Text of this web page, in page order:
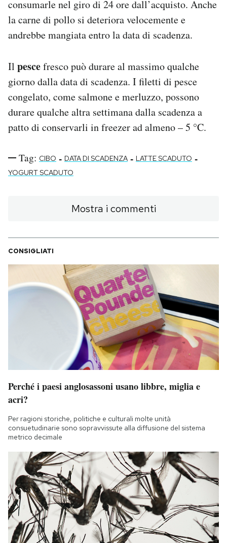
consumarle nel giro di 24 ore dall’acquisto. Anche
la carne di pollo si deteriora velocemente e
andrebbe mangiata entro la data di scadenza.
Il pescefresco può durare al massimo qualche
giorno dalla data di scadenza. I filetti di pesce
congelato, come salmone e merluzzo, possono
durare qualche altra settimana dalla scadenza a
patto di conservarli in freezer ad almeno – 5 °C.
Tag: CIBO - DATA DI SCADENZA - LATTE SCADUTO -
YOGURT SCADUTO
Mostra i commenti
CONSIGLIATI
Perché i paesi anglosassoni usano libbre, miglia e
acri?
Per ragioni storiche, politiche e culturali molte unità
consuetudinarie sono sopravvissute alla diffusione del sistema
metrico decimale